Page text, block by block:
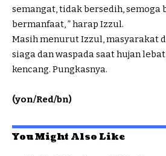
semangat, tidak bersedih, semoga
bermanfaat, ” harap Izzul.
Masih menurut Izzul, masyarakat
siaga dan waspada saat hujan
kencang. Pungkasnya.
(yon/Red/bn)
You Might Also Like